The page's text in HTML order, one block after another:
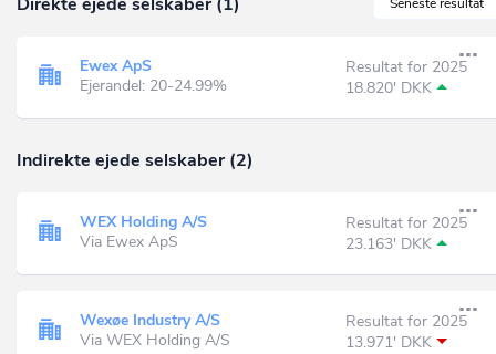
Ewex ApS
Ejerandel: 20-24.99%
Resultat for 2025
18.820' DKK
Indirekte ejede selskaber (2)
WEX Holding A/S
Via Ewex ApS
Resultat for 2025
23.163' DKK
Wexøe Industry A/S
Via WEX Holding A/S
Resultat for 2025
13.971' DKK